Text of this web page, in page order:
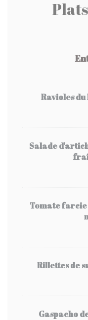
Ravioles
Salade
Tomate
Rillettes de
Gaspacho